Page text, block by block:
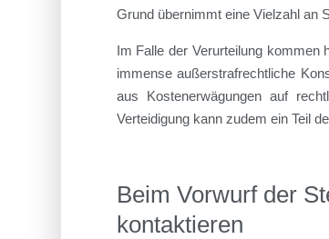
Grund übernimmt eine Vielzahl an
Im Falle der Verurteilung kommen
immense außerstrafrechtliche
aus Kostenerwägungen auf
Verteidigung kann zudem ein Teil
Beim Vorwurf der
kontaktieren